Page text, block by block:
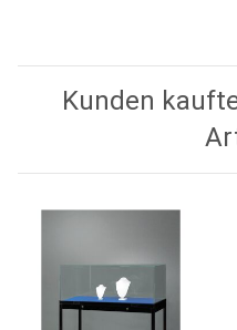
Kunden